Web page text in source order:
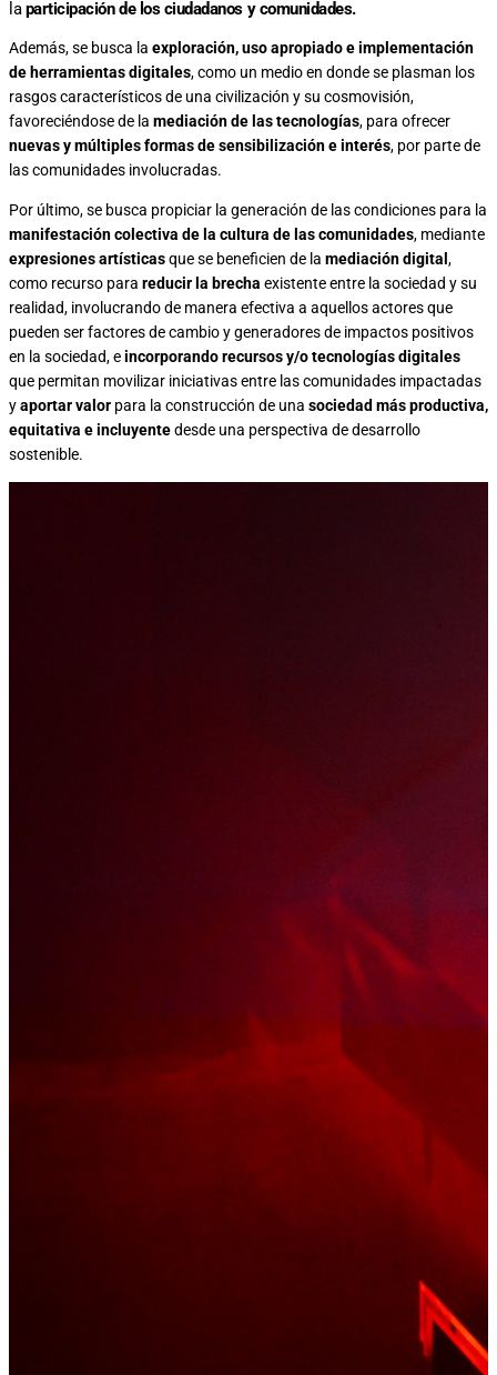
laparticipación de los ciudadanos y comunidades.
Además, se busca la exploración, uso apropiado e implementación
de herramientas digitales, como un medio en donde se plasman los
rasgos característicos de una civilización y su cosmovisión,
favoreciéndose de la mediación de las tecnologías, para ofrecer
nuevas y múltiples formas de sensibilización e interés, por parte de
las comunidades involucradas.
Por último, se busca propiciar la generación de las condiciones para la
manifestación colectiva de la cultura de las comunidades, mediante
expresiones artísticasque se beneficien de la mediación digital ,
como recurso para reducir la brecha existente entre la sociedad y su
realidad, involucrando de manera efectiva a aquellos actores que
pueden ser factores de cambio y generadores de impactos positivos
en la sociedad, eincorporando recursos y/o tecnologías digitales
que permitan movilizar iniciativas entre las comunidades impactadas
yaportar valor para la construcción de una sociedad más productiva,
equitativa e incluyentedesde una perspectiva de desarrollo
sostenible.